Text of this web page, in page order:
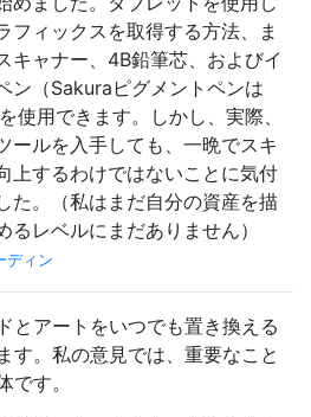
フィックスを取得する方法、ま
キャナー、4B鉛筆芯、およびイ
ン（Sakuraピグメントペンは
使用できます。しかし、実際、
ールを入手しても、一晩でスキ
上するわけではないことに気付
た。（私はまだ自分の資産を描
るレベルにまだありません）
ディン
とアートをいつでも置き換える
す。私の意見では、重要なこと
です。